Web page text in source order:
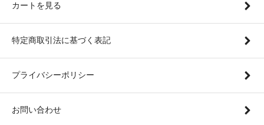
カートを見る
特定商取引法に基づく表記
プライバシーポリシー
お問い合わせ